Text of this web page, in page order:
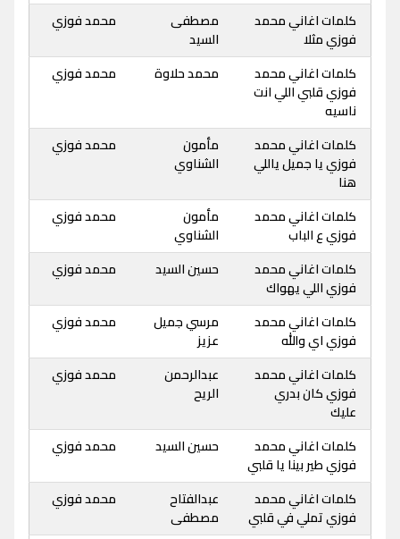
كلمات اغاني محمد
فوزي مثلا
مصطفى
السيد
محمد فوزي
كلمات اغاني محمد
فوزي قلبي اللي انت
ناسيه
محمد حلاوة محمد فوزي
كلمات اغاني محمد
فوزي يا جميل ياللي
هنا
مأمون
الشناوي
محمد فوزي
كلمات اغاني محمد
فوزي ع الباب
مأمون
الشناوي
محمد فوزي
كلمات اغاني محمد
فوزي اللي يهواك
حسين السيد محمد فوزي
كلمات اغاني محمد
فوزي اي والله
مرسي جميل
عزيز
محمد فوزي
كلمات اغاني محمد
فوزي كان بدري
عليك
عبدالرحمن
الريح
محمد فوزي
كلمات اغاني محمد
فوزي طير بينا يا قلبي
حسين السيد محمد فوزي
كلمات اغاني محمد
فوزي تملي في قلبي
عبدالفتاح
مصطفى
محمد فوزي